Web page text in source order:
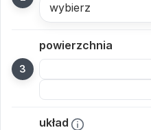
wybierz
powierzchnia
układ